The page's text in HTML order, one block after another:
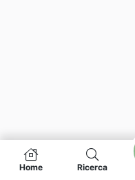
Home Ricerca